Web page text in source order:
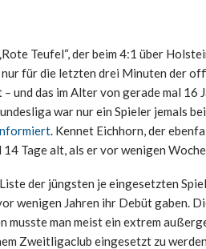
Teufel“, der beim 4:1 über
für die letzten drei Minuten der
und das im Alter von gerade mal 16
war nur ein Spieler jemals
. Kennet Eichhorn, der
14 Tage alt, als er vor wenigen
der jüngsten je eingesetzten
wenigen Jahren ihr Debüt gaben.
musste man meist ein extrem
Zweitligaclub eingesetzt zu